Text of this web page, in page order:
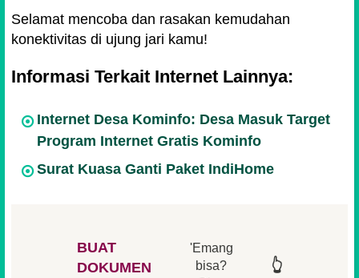
Selamat mencoba dan rasakan kemudahan
konektivitas di ujung jari kamu!
Informasi Terkait Internet Lainnya:
Internet Desa Kominfo: Desa Masuk Target
Program Internet Gratis Kominfo
Surat Kuasa Ganti Paket IndiHome
BUAT
DOKUMEN
'Emang
bisa?
👆